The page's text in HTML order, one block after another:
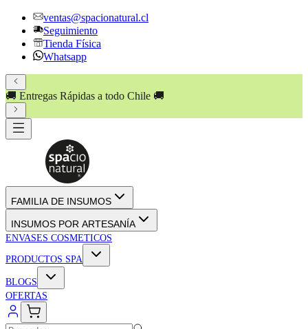
ventas@spacionatural.cl
Seguimiento
Tienda Física
Whatsapp
🚚 Entregas Rápidas a todo Chile 🚚
FAMILIA DE INSUMOS
INSUMOS POR ARTESANÍA
ENVASES COSMETICOS
PRODUCTOS SPA
BLOGS
OFERTAS